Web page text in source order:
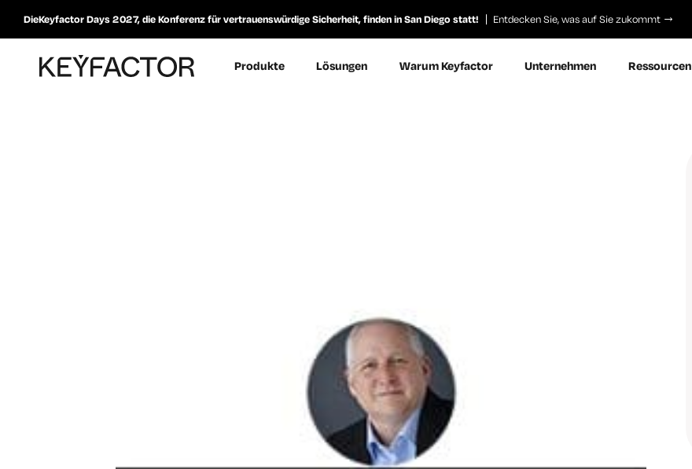
DieKeyfactor Days 2027, die Konferenz für vertrauenswürdige Sicherheit, finden in San Diego statt! Entdecken Sie, was auf Sie zukommt
Produkte Lösungen Warum Keyfactor Unternehmen Ressourcen